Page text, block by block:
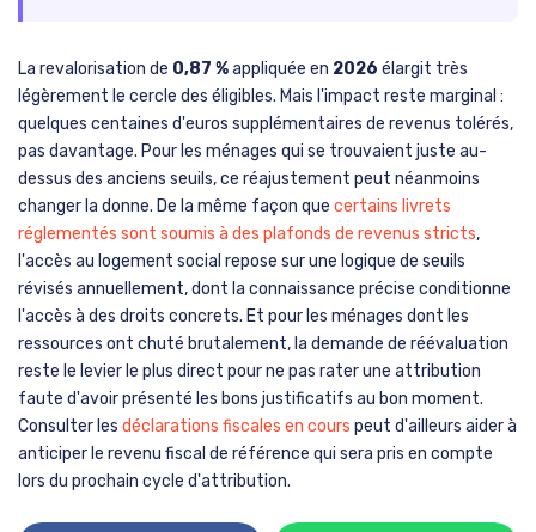
La revalorisation de 0,87 %appliquée en 2026 élargit très
légèrement le cercle des éligibles. Mais l'impact reste marginal :
quelques centaines d'euros supplémentaires de revenus tolérés,
pas davantage. Pour les ménages qui se trouvaient juste au-
dessus des anciens seuils, ce réajustement peut néanmoins
changer la donne. De la même façon que certains livrets
réglementés sont soumis à des plafonds de revenus stricts,
l'accès au logement social repose sur une logique de seuils
révisés annuellement, dont la connaissance précise conditionne
l'accès à des droits concrets. Et pour les ménages dont les
ressources ont chuté brutalement, la demande de réévaluation
reste le levier le plus direct pour ne pas rater une attribution
faute d'avoir présenté les bons justificatifs au bon moment.
Consulter les déclarations fiscales en cours peut d'ailleurs aider à
anticiper le revenu fiscal de référence qui sera pris en compte
lors du prochain cycle d'attribution.